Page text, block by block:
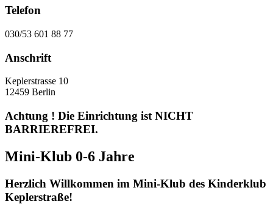
Telefon
030/53 601 88 77
Anschrift
Keplerstrasse 10
12459 Berlin
Achtung ! Die Einrichtung ist NICHT
BARRIEREFREI.
Mini-Klub 0-6 Jahre
Herzlich Willkommen im Mini-Klub des Kinderklub
Keplerstraße!